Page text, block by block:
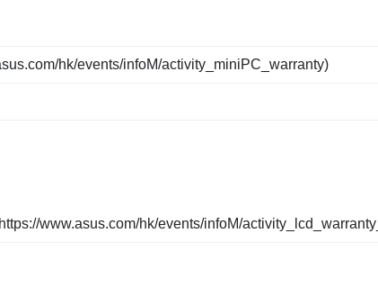
hk/events/infoM/activity_miniPC_warranty)
https://www.asus.com/hk/events/infoM/activity_lcd_warranty_